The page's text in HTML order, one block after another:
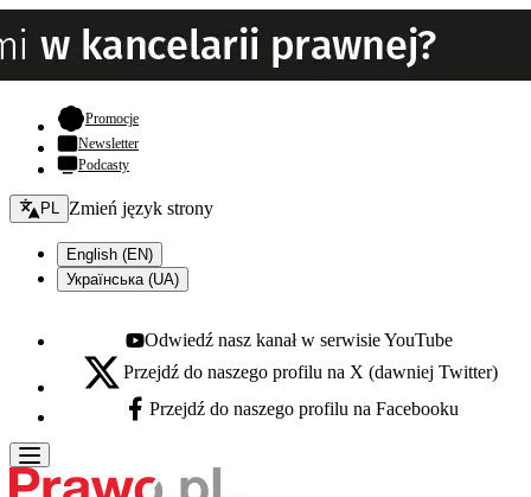
Promocje- otwiera się w nowej karcie
Newsletter
Podcasty
Zmień język - bieżący:
PL Zmień język strony
English (EN)
Українська (UA)
Youtube - otwiera się w nowej karcie
Odwiedź nasz kanał w serwisie YouTube
X - otwiera się w nowej karcie
Przejdź do naszego profilu na X (dawniej Twitter)
Facebook - otwiera się w nowej karcie
Przejdź do naszego profilu na Facebooku